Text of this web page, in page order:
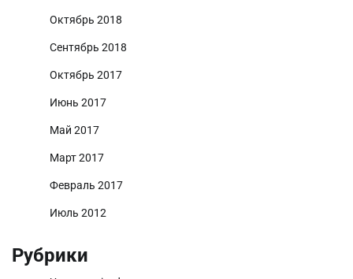
Октябрь 2018
Сентябрь 2018
Октябрь 2017
Июнь 2017
Май 2017
Март 2017
Февраль 2017
Июль 2012
Рубрики